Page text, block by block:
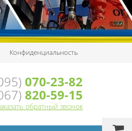
Конфиденциальность
070-23-82
820-59-15
обратный звонок